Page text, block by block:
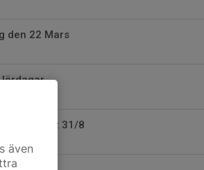
den 22 Mars
Start 31/8
även